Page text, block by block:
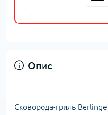
Опис
Сковорода-гриль